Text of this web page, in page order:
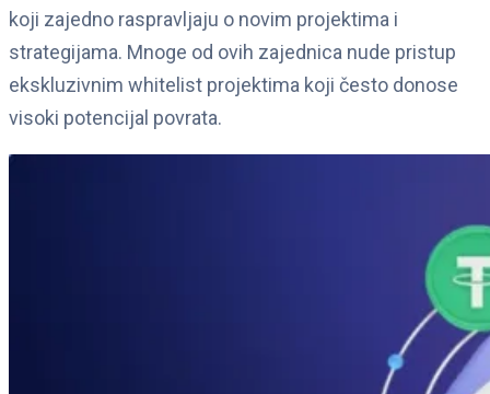
koji zajedno raspravljaju o novim projektima i
strategijama. Mnoge od ovih zajednica nude pristup
ekskluzivnim whitelist projektima koji često donose
visoki potencijal povrata.